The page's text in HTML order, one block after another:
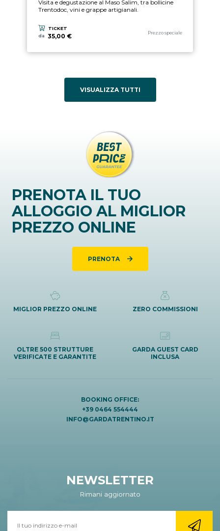
Visita e degustazione al Maso Salim, tra bollicine
Trentodoc, vini e grappe artigianali.
TICKET
da
35,00 €
Categoria esperienza
Prezzo speciale
VISUALIZZA TUTTI
PRENOTA IL TUO
ALLOGGIO AL MIGLIOR
PREZZO ONLINE
PRENOTA
MIGLIOR PREZZO ONLINE ZERO COMMISSIONI
OLTRE 500 STRUTTURE
VERIFICATE E GARANTITE
GARDA GUEST CARD
INCLUSA
BOOKING OFFICE:
+39 0464 554444
INFO@GARDATRENTINO.IT
NEWSLETTER
Rimani aggiornato